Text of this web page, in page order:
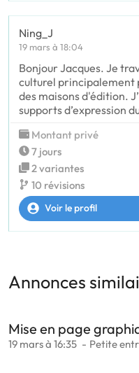
Ning_J
19 mars à 18:04
Bonjour Jacques. Je
culturel principalement
des maisons d'édition.
supports d’expression
Montant privé
7 jours
2 variantes
10 révisions
Voir le profil
Annonces
Mise en page
19 mars à 16:35 Petite